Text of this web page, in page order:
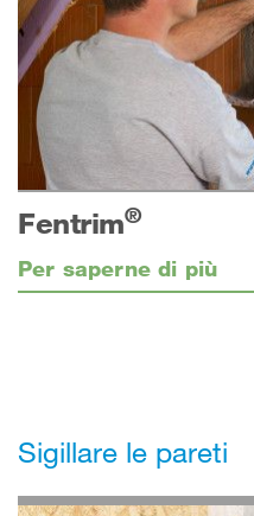
Fentrim®
Per saperne di più
Sigillare le pareti